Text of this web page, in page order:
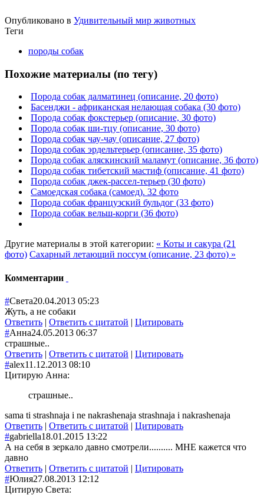
Опубликовано в Удивительный мир животных
Теги
породы собак
Похожие материалы (по тегу)
Порода собак далматинец (описание, 20 фото)
Басенджи - африканская нелающая собака (30 фото)
Порода собак фокстерьер (описание, 30 фото)
Порода собак ши-тцу (описание, 30 фото)
Порода собак чау-чау (описание, 27 фото)
Порода собак эрдельтерьер (описание, 35 фото)
Порода собак аляскинский маламут (описание, 36 фото)
Порода собак тибетский мастиф (описание, 41 фото)
Порода собак джек-рассел-терьер (30 фото)
Самоедская собака (самоед). 32 фото
Порода собак французский бульдог (33 фото)
Порода собак вельш-корги (36 фото)
Другие материалы в этой категории: « Коты и сакура (21
фото) Сахарный летающий поссум (описание, 23 фото) »
Комментарии
#Света20.04.2013 05:23
Жуть, а не собаки
Ответить | Ответить с цитатой | Цитировать
#Анна24.05.2013 06:37
страшные..
Ответить | Ответить с цитатой | Цитировать
#alex11.12.2013 08:10
Цитирую Анна:
страшные..
sama ti strashnaja i ne nakrashenaja strashnaja i nakrashenaja
Ответить | Ответить с цитатой | Цитировать
#gabriella18.01.2015 13:22
А на себя в зеркало давно смотрели.......... МНЕ кажется что
давно
Ответить | Ответить с цитатой | Цитировать
#Юлия27.08.2013 12:12
Цитирую Света: